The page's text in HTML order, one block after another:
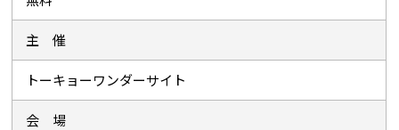
主 催
トーキョーワンダーサイト
会 場